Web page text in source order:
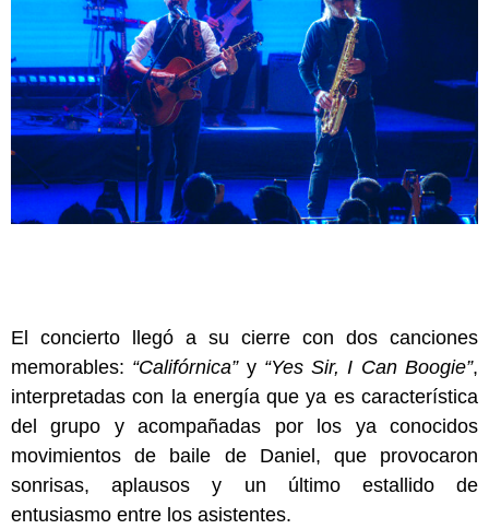
El concierto llegó a su cierre con dos canciones
memorables: “Califórnica”y “Yes Sir, I Can Boogie”,
interpretadas con la energía que ya es característica
del grupo y acompañadas por los ya conocidos
movimientos de baile de Daniel, que provocaron
sonrisas, aplausos y un último estallido de
entusiasmo entre los asistentes.